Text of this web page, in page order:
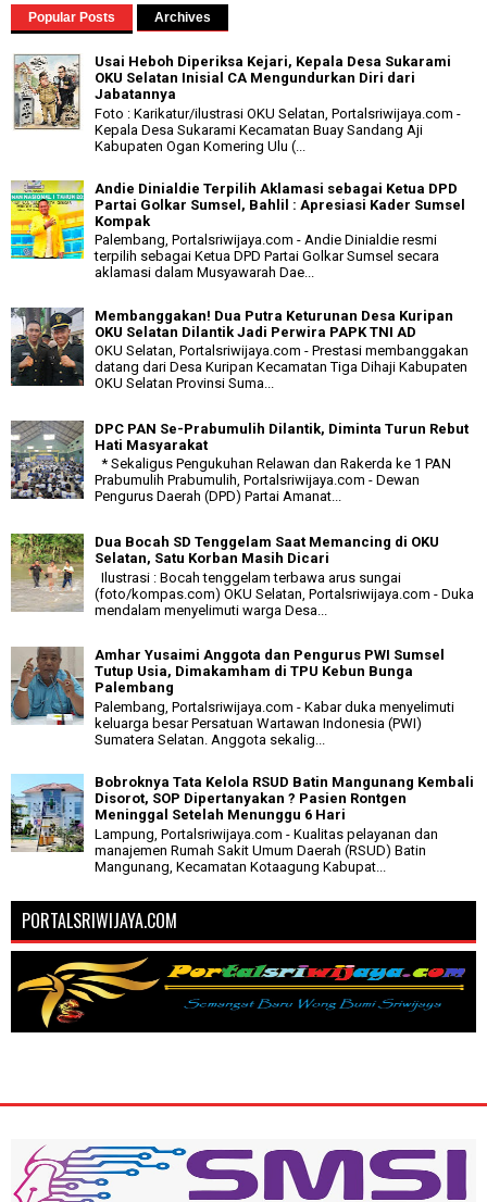
Popular Posts Archives
Usai Heboh Diperiksa Kejari, Kepala Desa Sukarami
OKU Selatan Inisial CA Mengundurkan Diri dari
Jabatannya
Foto : Karikatur/ilustrasi OKU Selatan, Portalsriwijaya.com -
Kepala Desa Sukarami Kecamatan Buay Sandang Aji
Kabupaten Ogan Komering Ulu (...
Andie Dinialdie Terpilih Aklamasi sebagai Ketua DPD
Partai Golkar Sumsel, Bahlil : Apresiasi Kader Sumsel
Kompak
Palembang, Portalsriwijaya.com - Andie Dinialdie resmi
terpilih sebagai Ketua DPD Partai Golkar Sumsel secara
aklamasi dalam Musyawarah Dae...
Membanggakan! Dua Putra Keturunan Desa Kuripan
OKU Selatan Dilantik Jadi Perwira PAPK TNI AD
OKU Selatan, Portalsriwijaya.com - Prestasi membanggakan
datang dari Desa Kuripan Kecamatan Tiga Dihaji Kabupaten
OKU Selatan Provinsi Suma...
DPC PAN Se-Prabumulih Dilantik, Diminta Turun Rebut
Hati Masyarakat
* Sekaligus Pengukuhan Relawan dan Rakerda ke 1 PAN
Prabumulih Prabumulih, Portalsriwijaya.com - Dewan
Pengurus Daerah (DPD) Partai Amanat...
Dua Bocah SD Tenggelam Saat Memancing di OKU
Selatan, Satu Korban Masih Dicari
Ilustrasi : Bocah tenggelam terbawa arus sungai
(foto/kompas.com) OKU Selatan, Portalsriwijaya.com - Duka
mendalam menyelimuti warga Desa...
Amhar Yusaimi Anggota dan Pengurus PWI Sumsel
Tutup Usia, Dimakamham di TPU Kebun Bunga
Palembang
Palembang, Portalsriwijaya.com - Kabar duka menyelimuti
keluarga besar Persatuan Wartawan Indonesia (PWI)
Sumatera Selatan. Anggota sekalig...
Bobroknya Tata Kelola RSUD Batin Mangunang Kembali
Disorot, SOP Dipertanyakan ? Pasien Rontgen
Meninggal Setelah Menunggu 6 Hari
Lampung, Portalsriwijaya.com - Kualitas pelayanan dan
manajemen Rumah Sakit Umum Daerah (RSUD) Batin
Mangunang, Kecamatan Kotaagung Kabupat...
PORTALSRIWIJAYA.COM